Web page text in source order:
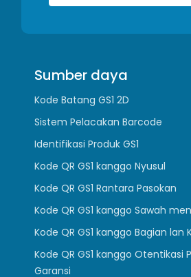
Sumber daya
Kode Batang GS1 2D
Sistem Pelacakan Barcode
Identifikasi Produk GS1
Kode QR GS1 kanggo Nyusul
Kode QR GS1 Rantara Pasokan
Kode QR GS1 kanggo Sawah
Kode QR GS1 kanggo Bagian lan
Kode QR GS1 kanggo Otentikasi
Garansi